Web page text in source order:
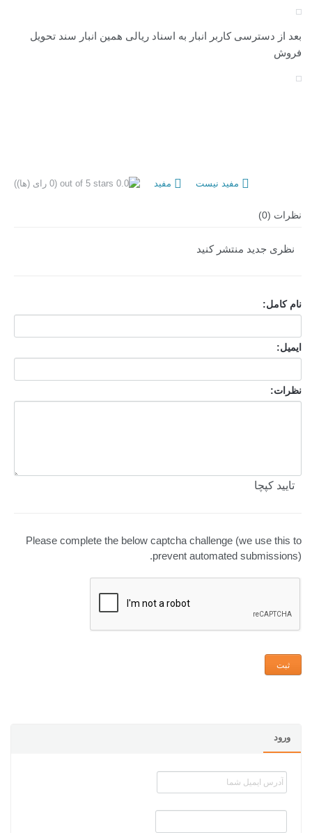
ورود
بعد از دسترسی کاربر انبار به اسناد ریالی همین انبار سند تحویل
فروش
(0 رای (ها)) مفید مفید نیست
نظرات (0)
نظری جدید منتشر کنید
نام کامل:
ایمیل:
نظرات:
تایید کپچا
Please complete the below captcha challenge (we use this to
prevent automated submissions).